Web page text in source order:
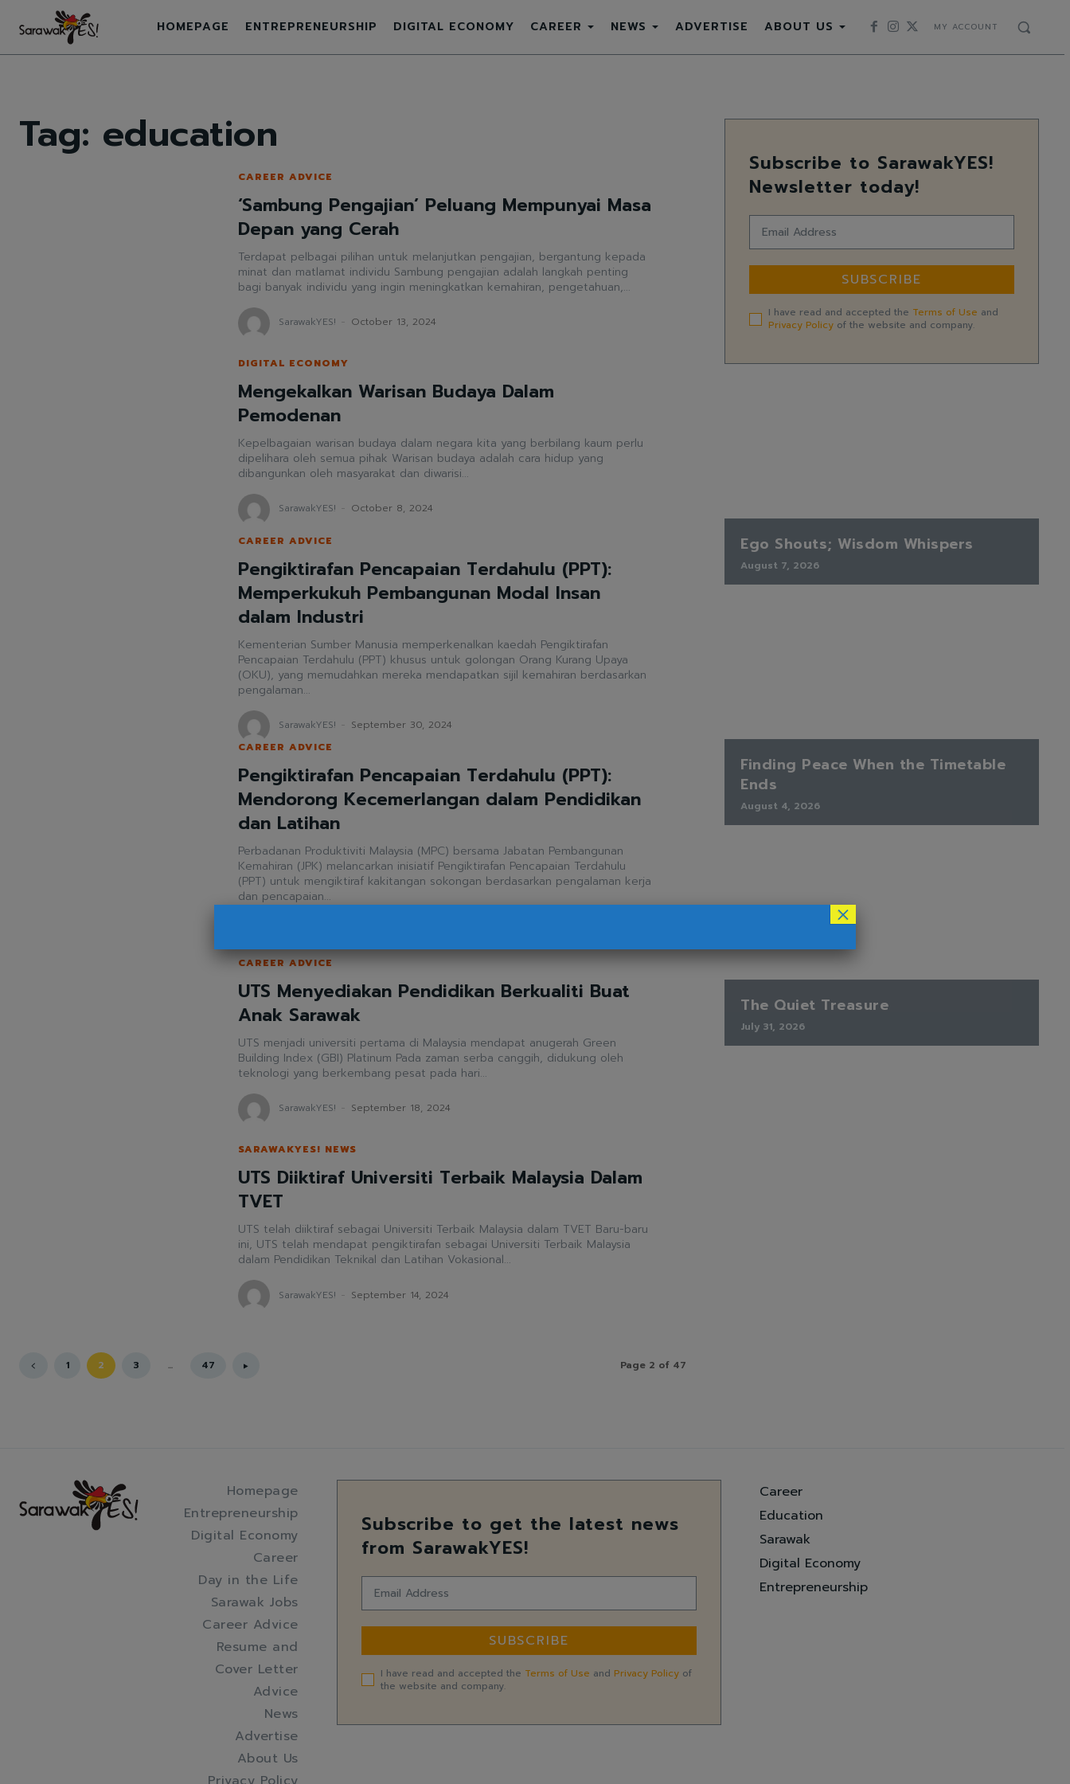
HOMEPAGE ENTREPRENEURSHIP DIGITAL ECONOMY CAREER NEWS ADVERTISE ABOUT US MY ACCOUNT
Tag: education
CAREER ADVICE
‘Sambung Pengajian’ Peluang Mempunyai Masa
Depan yang Cerah
Terdapat pelbagai pilihan untuk melanjutkan pengajian, bergantung kepada
minat dan matlamat individu Sambung pengajian adalah langkah penting
bagi banyak individu yang ingin meningkatkan kemahiran, pengetahuan,...
SarawakYES! - October 13, 2024
DIGITAL ECONOMY
Mengekalkan Warisan Budaya Dalam
Pemodenan
Kepelbagaian warisan budaya dalam negara kita yang berbilang kaum perlu
dipelihara oleh semua pihak Warisan budaya adalah cara hidup yang
dibangunkan oleh masyarakat dan diwarisi...
SarawakYES! - October 8, 2024
CAREER ADVICE
Pengiktirafan Pencapaian Terdahulu (PPT):
Memperkukuh Pembangunan Modal Insan
dalam Industri
Kementerian Sumber Manusia memperkenalkan kaedah Pengiktirafan
Pencapaian Terdahulu (PPT) khusus untuk golongan Orang Kurang Upaya
(OKU), yang memudahkan mereka mendapatkan sijil kemahiran berdasarkan
pengalaman...
SarawakYES! - September 30, 2024
CAREER ADVICE
Pengiktirafan Pencapaian Terdahulu (PPT):
Mendorong Kecemerlangan dalam Pendidikan
dan Latihan
Perbadanan Produktiviti Malaysia (MPC) bersama Jabatan Pembangunan
Kemahiran (JPK) melancarkan inisiatif Pengiktirafan Pencapaian Terdahulu
(PPT) untuk mengiktiraf kakitangan sokongan berdasarkan pengalaman kerja
dan pencapaian...
CAREER ADVICE
UTS Menyediakan Pendidikan Berkualiti Buat
Anak Sarawak
UTS menjadi universiti pertama di Malaysia mendapat anugerah Green
Building Index (GBI) Platinum Pada zaman serba canggih, didukung oleh
teknologi yang berkembang pesat pada hari...
SarawakYES! - September 18, 2024
SARAWAKYES! NEWS
UTS Diiktiraf Universiti Terbaik Malaysia Dalam
TVET
UTS telah diiktiraf sebagai Universiti Terbaik Malaysia dalam TVET Baru-baru
ini, UTS telah mendapat pengiktirafan sebagai Universiti Terbaik Malaysia
dalam Pendidikan Teknikal dan Latihan Vokasional...
SarawakYES! - September 14, 2024
1 2 3 ... 47 Page 2 of 47
Subscribe to SarawakYES!
Newsletter today!
SUBSCRIBE
I have read and accepted the Terms of Use and
Privacy Policy of the website and company.
Ego Shouts; Wisdom Whispers
August 7, 2026
Finding Peace When the Timetable
Ends
August 4, 2026
The Quiet Treasure
July 31, 2026
Homepage
Entrepreneurship
Digital Economy
Career
Day in the Life
Sarawak Jobs
Career Advice
Resume and
Cover Letter
Advice
News
Advertise
About Us
Subscribe to get the latest news
from SarawakYES!
SUBSCRIBE
I have read and accepted the Terms of Use and Privacy Policyof
the website and company.
Career
Education
Sarawak
Digital Economy
Entrepreneurship
×